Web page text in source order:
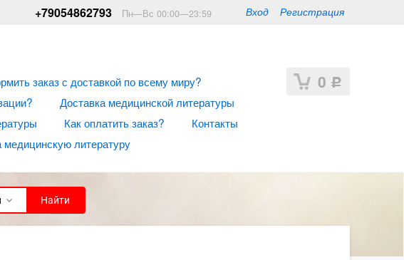
Вход Регистрация
+79054862793 Пн—Вс 00:00—23:59
0 Р
заказ с доставкой по всему миру?
Доставка медицинской литературы
Как оплатить заказ?
Контакты
медицинскую литературу
Найти